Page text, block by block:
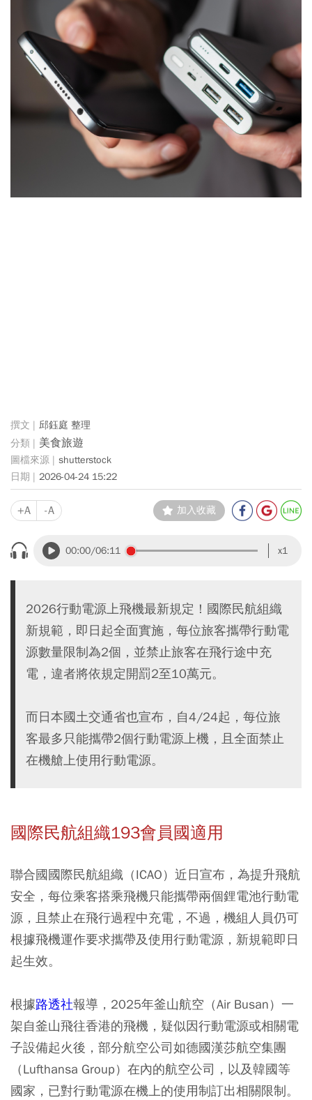
邱鈺庭 整理
美食旅遊
shutterstock
2026-04-24 15:22
+A -A 加入收藏
00:00/06:11 x1
2026行動電源上飛機最新規定！國際民航組織
新規範，即日起全面實施，每位旅客攜帶行動電
源數量限制為2個，並禁止旅客在飛行途中充
電，違者將依規定開罰2至10萬元。
而日本國土交通省也宣布，自4/24起，每位旅
客最多只能攜帶2個行動電源上機，且全面禁止
在機艙上使用行動電源。
國際民航組織193會員國適用
聯合國國際民航組織（ICAO）近日宣布，為提升飛航
安全，每位乘客搭乘飛機只能攜帶兩個鋰電池行動電
源，且禁止在飛行過程中充電，不過，機組人員仍可
根據飛機運作要求攜帶及使用行動電源，新規範即日
起生效。
根據路透社報導，2025年釜山航空（Air Busan）一
架自釜山飛往香港的飛機，疑似因行動電源或相關電
子設備起火後，部分航空公司如德國漢莎航空集團
（Lufthansa Group）在內的航空公司，以及韓國等
國家，已對行動電源在機上的使用制訂出相關限制。